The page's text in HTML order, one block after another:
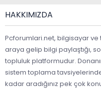
HAKKIMIZDA
Pcforumlari.net, bilgisayar
araya gelip bilgi paylaştığı,
topluluk platformudur.
sistem toplama
kadar aradığınız pek çok